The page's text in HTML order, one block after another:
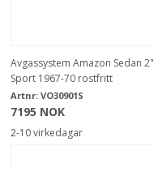
Avgassystem Amazon Sedan 2"
Sport 1967-70 rostfritt
Artnr: VO30901S
7195 NOK
2-10 virkedagar